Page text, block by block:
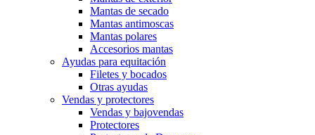
Mantas de secado
Mantas antimoscas
Mantas polares
Accesorios mantas
Ayudas para equitación
Filetes y bocados
Otras ayudas
Vendas y protectores
Vendas y bajovendas
Protectores